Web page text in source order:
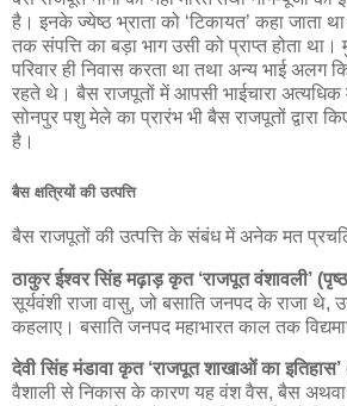
है। इनके ज्येष्ठ भ्राता को ‘टिकायत’ कहा जाता
तक संपत्ति का बड़ा भाग उसी को प्राप्त होता
परिवार ही निवास करता था तथा अन्य भाई अलग
रहते थे। बैस राजपूतों में आपसी भाईचारा अत्यधिक
सोनपुर पशु मेले का प्रारंभ भी बैस राजपूतों द्वारा
है।
बैस क्षत्रियों की उत्पत्ति
बैस राजपूतों की उत्पत्ति के संबंध में अनेक मत
ठाकुर ईश्वर सिंह मढ़ाड़ कृत ‘राजपूत वंशावली’
सूर्यवंशी राजा वासु, जो बसाति जनपद के राजा
कहलाए। बसाति जनपद महाभारत काल तक
देवी सिंह मंडावा कृत ‘राजपूत शाखाओं का
वैशाली से निकास के कारण यह वंश वैस, बैस